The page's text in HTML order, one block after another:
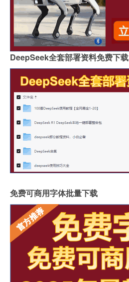
DeepSeek全套部署资料免费下载
免费可商用字体批量下载